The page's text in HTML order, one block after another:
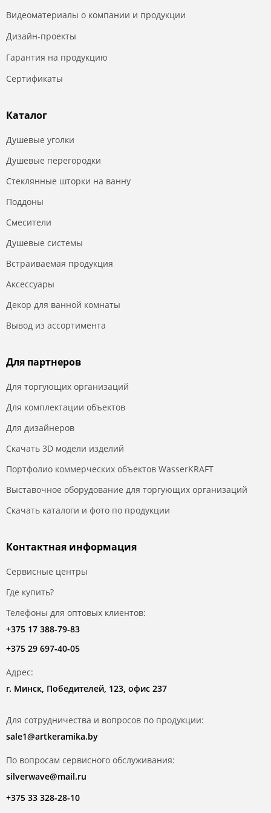
Видеоматериалы о компании и продукции
Дизайн-проекты
Гарантия на продукцию
Сертификаты
Каталог
Душевые уголки
Душевые перегородки
Стеклянные шторки на ванну
Поддоны
Смесители
Душевые системы
Встраиваемая продукция
Аксессуары
Декор для ванной комнаты
Вывод из ассортимента
Для партнеров
Для торгующих организаций
Для комплектации объектов
Для дизайнеров
Скачать 3D модели изделий
Портфолио коммерческих объектов WasserKRAFT
Выставочное оборудование для торгующих организаций
Скачать каталоги и фото по продукции
Контактная информация
Сервисные центры
Где купить?
Телефоны для оптовых клиентов:
+375 17 388-79-83
+375 29 697-40-05
Адрес:
г. Минск, Победителей, 123, офис 237
Для сотрудничества и вопросов по продукции:
sale1@artkeramika.by
По вопросам сервисного обслуживания:
silverwave@mail.ru
+375 33 328-28-10